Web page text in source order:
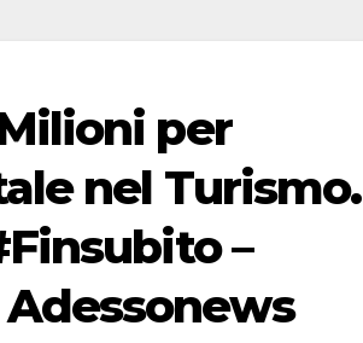
per
nel Turismo.
–